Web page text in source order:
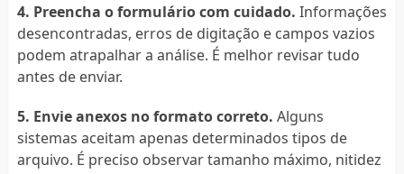
4. Preencha o formulário com cuidado. Informações
desencontradas, erros de digitação e campos vazios
podem atrapalhar a análise. É melhor revisar tudo
antes de enviar.
5. Envie anexos no formato correto. Alguns
sistemas aceitam apenas determinados tipos de
arquivo. É preciso observar tamanho máximo, nitidez